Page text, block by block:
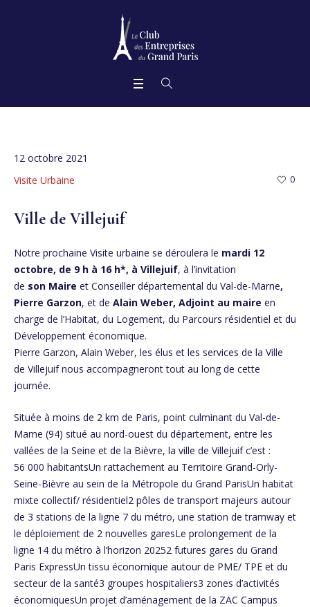
12 octobre 2021
Visite Urbaine
0
Ville de Villejuif
Notre prochaine Visite urbaine se déroulera le mardi 12
octobre, de 9 h à 16 h*, à Villejuif, à l’invitation
de son Maire et Conseiller départemental du Val-de-Marne,
Pierre Garzon, et de Alain Weber, Adjoint au maire en
charge de l’Habitat, du Logement, du Parcours résidentiel et du
Développement économique.
Pierre Garzon, Alain Weber, les élus et les services de la Ville
de Villejuif nous accompagneront tout au long de cette
journée.
Située à moins de 2 km de Paris, point culminant du Val-de-
Marne (94) situé au nord-ouest du département, entre les
vallées de la Seine et de la Bièvre, la ville de Villejuif c’est :
56 000 habitantsUn rattachement au Territoire Grand-Orly-
Seine-Bièvre au sein de la Métropole du Grand ParisUn habitat
mixte collectif/ résidentiel2 pôles de transport majeurs autour
de 3 stations de la ligne 7 du métro, une station de tramway et
le déploiement de 2 nouvelles garesLe prolongement de la
ligne 14 du métro à l’horizon 20252 futures gares du Grand
Paris ExpressUn tissu économique autour de PME/ TPE et du
secteur de la santé3 groupes hospitaliers3 zones d’activités
économiquesUn projet d’aménagement de la ZAC Campus